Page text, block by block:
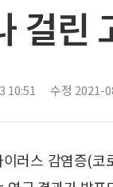
걸린
10:51 수정 2021-
러스 감염증(